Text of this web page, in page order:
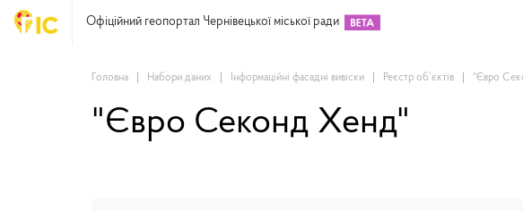
Офіційний геопортал Чернівецької міської ради
Головна Набори даних Інформаційні фасадні вивіски Реєстр об’єктів "Євро
"Євро Секонд Хенд"